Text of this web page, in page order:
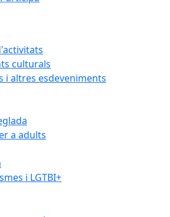
culturals
i altres esdeveniments
a adults
i LGTBI+